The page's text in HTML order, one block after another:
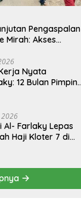
Pengaspalan
Mirah: Akses
Nyata
12 Bulan Pimpin,
2026
Al- Farlaky Lepas
Haji Kloter 7 di